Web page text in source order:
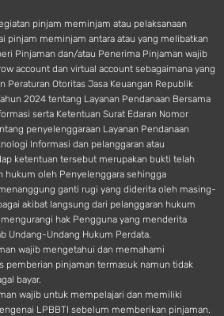
pinjam meminjam atau pelaksanaan
pinjam meminjam antara atau yang melibatkan
Pinjaman dan/atau Penerima Pinjaman wajib
account dan virtual account sebagaimana yang
Peraturan Otoritas Jasa Keuangan Republik
2024 tentang Layanan Pendanaan Bersama
serta Ketentuan Surat Edaran Nomor
penyelenggaraan Layanan Pendanaan
Informasi dan pelanggaran atau
ketentuan tersebut merupakan bukti telah
hukum oleh Penyelenggara sehingga
ganti rugi yang diderita oleh masing-
akibat langsung dari pelanggaran hukum
hak Pengguna yang menderita
Undang-Undang Hukum Perdata.
wajib mengetahui dan memahami
pemberian pinjaman termasuk namun tidak
bayar.
wajib untuk mempelajari dan memiliki
LPBBTI sebelum memberikan pinjaman.